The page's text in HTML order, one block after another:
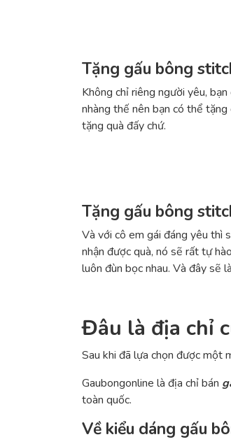
Tặng gấu bông
Không chỉ riêng người yêu,
nhàng thế nên bạn có thể
tặng quà đấy chứ.
Tặng gấu bông
Và với cô em gái đáng yêu thì
nhận được quà, nó sẽ rất tự
luôn đùn bọc nhau. Và đây sẽ
Đâu là địa chỉ
Sau khi đã lựa chọn được một
Gaubongonline là địa chỉ bán
toàn quốc.
Về kiểu dáng gấu